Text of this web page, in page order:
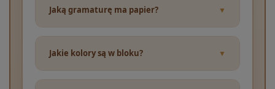
Jaką gramaturę ma papier?
Jakie kolory są w bloku?